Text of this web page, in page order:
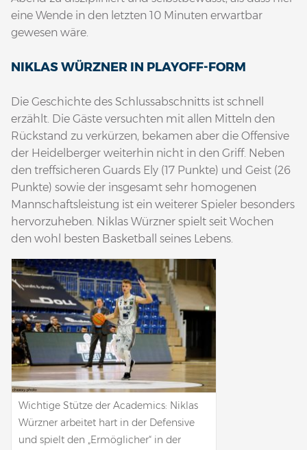
eine Wende in den letzten 10 Minuten erwartbar
gewesen wäre.
NIKLAS WÜRZNER IN PLAYOFF-FORM
Die Geschichte des Schlussabschnitts ist schnell
erzählt. Die Gäste versuchten mit allen Mitteln den
Rückstand zu verkürzen, bekamen aber die Offensive
der Heidelberger weiterhin nicht in den Griff. Neben
den treffsicheren Guards Ely (17 Punkte) und Geist (26
Punkte) sowie der insgesamt sehr homogenen
Mannschaftsleistung ist ein weiterer Spieler besonders
hervorzuheben. Niklas Würzner spielt seit Wochen
den wohl besten Basketball seines Lebens.
Wichtige Stütze der Academics: Niklas
Würzner arbeitet hart in der Defensive
und spielt den „Ermöglicher“ in der